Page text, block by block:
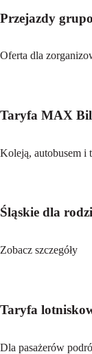
Przejazdy
Oferta dla
Taryfa MAX
Koleją, autobusem i
Śląskie dla
Zobacz szczegóły
Taryfa
Dla pasażerów